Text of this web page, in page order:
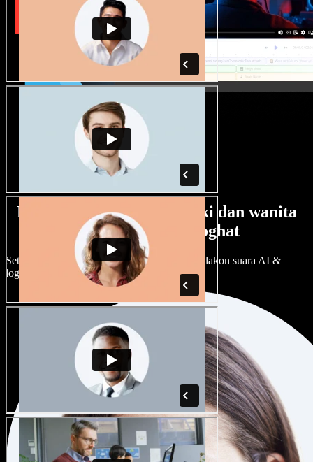
Banyak pilihan suara lelaki dan wanita
dengan pelbagai loghat
Setiap projek boleh jadi unik. Pilih ratusan pelakon suara AI &
loghat, laraskan ikut cita rasa anda.